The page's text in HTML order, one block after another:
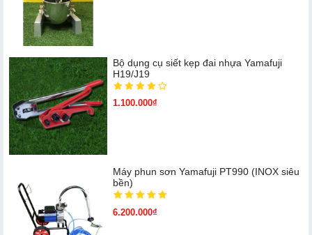
Bộ dụng cụ siết kẹp đai nhựa Yamafuji
H19/J19
1.100.000₫
Máy phun sơn Yamafuji PT990 (INOX siêu
bền)
6.200.000₫